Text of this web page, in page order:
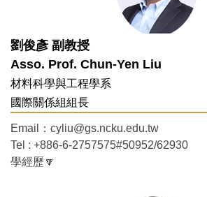
劉俊彥 副教授
Asso. Prof. Chun-Yen Liu
材料科學與工程學系
國際關係組組長
Email：cyliu@gs.ncku.edu.tw
Tel : +886-6-2757575#50952/62930
學經歷🔽